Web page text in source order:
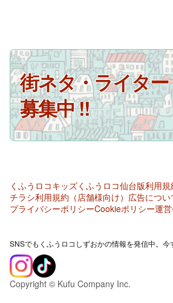
街ネタ・ライター
募集中 !!
くふうロコキッズくふうロコ仙台版利用規
チラシ利用規約（店舗様向け） 広告につ
プライバシーポリシーCookieポリシー運
SNSでもくふうロコしずおかの情報を発信中。今
Copyright © Kufu Company Inc.